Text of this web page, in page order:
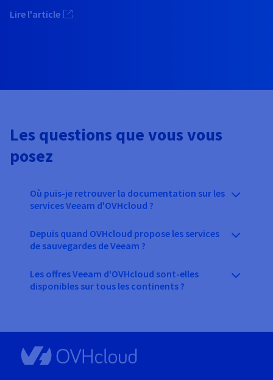
Lire l'article
Les questions que vous vous
posez
Où puis-je retrouver la documentation sur les
services Veeam d'OVHcloud ?
Depuis quand OVHcloud propose les services
de sauvegardes de Veeam ?
Les offres Veeam d'OVHcloud sont-elles
disponibles sur tous les continents ?